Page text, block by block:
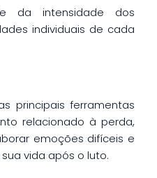
da intensidade dos
individuais de cada
principais ferramentas
relacionado à perda,
emoções difíceis e
vida após o luto.